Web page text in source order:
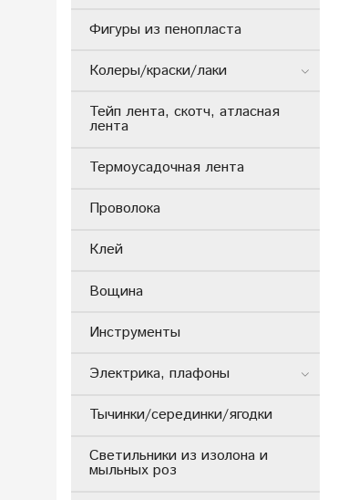
Фигуры из пенопласта
Колеры/краски/лаки
Тейп лента, скотч, атласная
лента
Термоусадочная лента
Проволока
Клей
Вощина
Инструменты
Электрика, плафоны
Тычинки/серединки/ягодки
Светильники из изолона и
мыльных роз